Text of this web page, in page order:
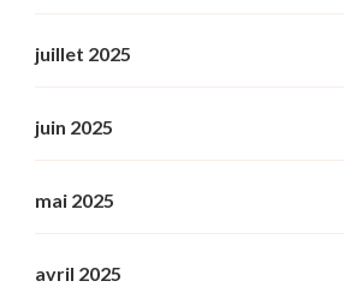
juillet 2025
juin 2025
mai 2025
avril 2025